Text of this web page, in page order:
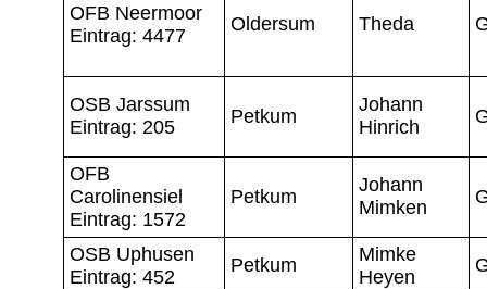
OFB Neermoor
Eintrag: 4477
Oldersum Theda
OSB Jarssum
Eintrag: 205
Petkum
Johann
Hinrich
OFB
Carolinensiel
Eintrag: 1572
Petkum
Johann
Mimken
OSB Uphusen
Eintrag: 452
Petkum
Mimke
Heyen